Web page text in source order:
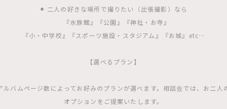
⚫︎ 二人の好きな場所で撮りたい（出張撮影）なら
『水族館』『公園』『神社・お寺』
『小・中学校』『スポーツ施設・スタジアム』『お城』etc…
【選べるプラン】
バムページ数によってお好みのプランが選べます。相談会では、お二人
オプションをご提案いたします。